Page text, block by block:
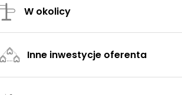
W okolicy
Inne inwestycje oferenta